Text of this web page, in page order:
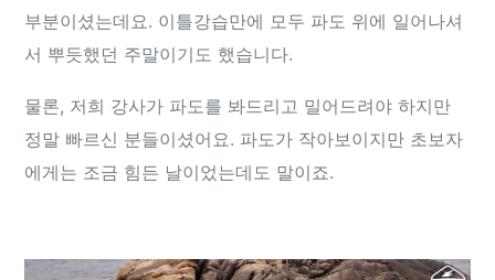
부분이셨는데요. 이틀강습만에 모두 파도 위에 일어나셔
서 뿌듯했던 주말이기도 했습니다.
물론, 저희 강사가 파도를 봐드리고 밀어드려야 하지만
정말 빠르신 분들이셨어요. 파도가 작아보이지만 초보자
에게는 조금 힘든 날이었는데도 말이죠.